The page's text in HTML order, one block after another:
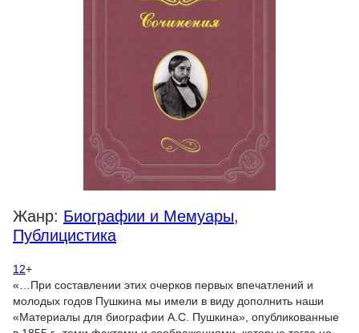
Жанр: Биографии и Мемуары,
Публицистика
12+
«…При составлении этих очерков первых впечатлений и
молодых годов Пушкина мы имели в виду дополнить наши
«Материалы для биографии А.С. Пушкина», опубликованные